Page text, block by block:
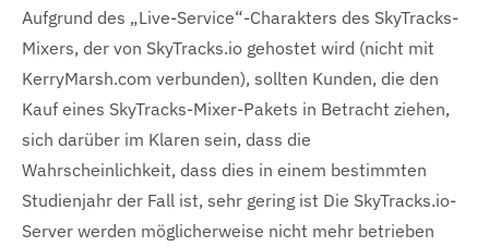
Aufgrund des „Live-Service“-Charakters des SkyTracks-
Mixers, der von SkyTracks.io gehostet wird (nicht mit
KerryMarsh.com verbunden), sollten Kunden, die den
Kauf eines SkyTracks-Mixer-Pakets in Betracht ziehen,
sich darüber im Klaren sein, dass die
Wahrscheinlichkeit, dass dies in einem bestimmten
Studienjahr der Fall ist, sehr gering ist Die SkyTracks.io-
Server werden möglicherweise nicht mehr betrieben